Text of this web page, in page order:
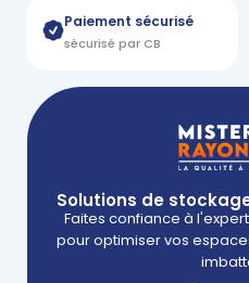
Paiement sécurisé
sécurisé par CB
Solutions de
Faites confiance à
pour optimiser vos